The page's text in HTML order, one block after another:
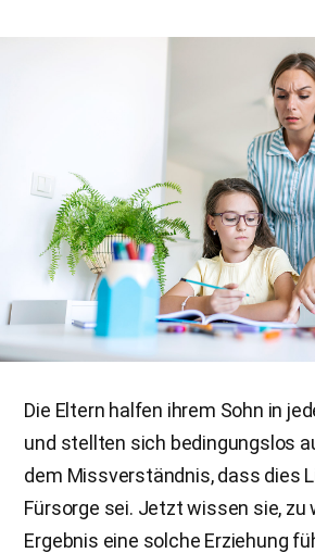
Die Eltern halfen ihrem Sohn in
und stellten sich bedingungslos
dem Missverständnis, dass dies
Fürsorge sei. Jetzt wissen sie, zu
Ergebnis eine solche Erziehung